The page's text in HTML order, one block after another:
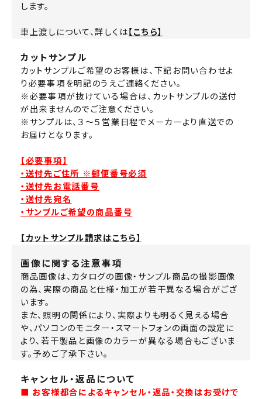
します。
車上渡しについて、詳しくは 【こちら】
カットサンプル
カットサンプルご希望のお客様は、下記お問い合わせよ
り必要事項を明記のうえご連絡ください。
※必要事項が抜けている場合は、カットサンプルの送付
が出来ませんのでご注意ください。
※サンプルは、３～５営業日程でメーカーより直送での
お届けとなります。
【必要事項】
・送付先ご住所 ※郵便番号必須
・送付先お電話番号
・送付先宛名
・サンプルご希望の商品番号
【カットサンプル請求はこちら】
画像に関する注意事項
商品画像は、カタログの画像・サンプル商品の撮影画像
の為、実際の商品と仕様・加工が若干異なる場合がござ
います。
また、照明の関係により、実際よりも明るく見える場合
や、パソコンのモニター・スマートフォンの画面の設定に
より、若干製品と画像のカラーが異なる場合もございま
す。予めご了承下さい。
キャンセル・返品について
■ お客様都合によるキャンセル・返品・交換はお受けで